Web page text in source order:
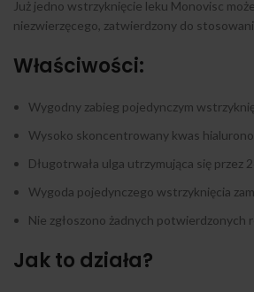
Już jedno wstrzyknięcie leku Monovisc
niezwierzęcego, zatwierdzony do
Właściwości:
Wygodny zabieg pojedynczym
Wysoko skoncentrowany kwas
Długotrwała ulga utrzymująca się przez
Wygoda pojedynczego wstrzyknięcia
Nie zgłoszono żadnych potwierdzonych
Jak to działa?